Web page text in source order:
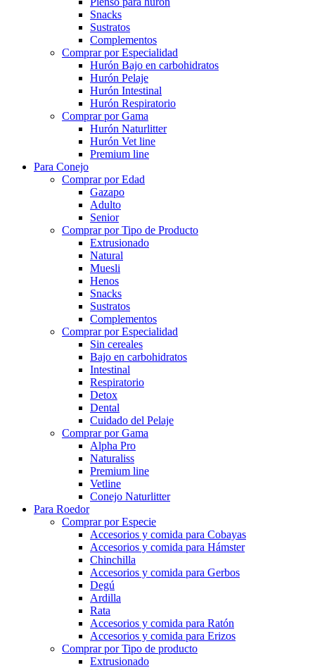
Snacks
Sustratos
Complementos
Comprar por Especialidad
Hurón Bajo en carbohidratos
Hurón Pelaje
Hurón Intestinal
Hurón Respiratorio
Comprar por Gama
Hurón Naturlitter
Hurón Vet line
Premium line
Para Conejo
Comprar por Edad
Gazapo
Adulto
Senior
Comprar por Tipo de Producto
Extrusionado
Natural
Muesli
Henos
Snacks
Sustratos
Complementos
Comprar por Especialidad
Sin cereales
Bajo en carbohidratos
Intestinal
Respiratorio
Detox
Dental
Cuidado del Pelaje
Comprar por Gama
Alpha Pro
Naturaliss
Premium line
Vetline
Conejo Naturlitter
Para Roedor
Comprar por Especie
Accesorios y comida para Cobayas
Accesorios y comida para Hámster
Chinchilla
Accesorios y comida para Gerbos
Degú
Ardilla
Rata
Accesorios y comida para Ratón
Accesorios y comida para Erizos
Comprar por Tipo de producto
Extrusionado